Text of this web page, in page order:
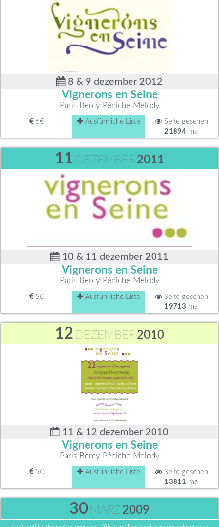
8 & 9 dezember 2012
Vignerons en Seine
Paris Bercy Péniche Melody
6€ Ausführliche Liste
Seite gesehen
21894mal
11 DEZEMBER 2011
10 & 11 dezember 2011
Vignerons en Seine
Paris Bercy Péniche Melody
5€ Ausführliche Liste
Seite gesehen
19713 mal
12 DEZEMBER 2010
11 & 12 dezember 2010
Vignerons en Seine
Paris Bercy Péniche Melody
5€ Ausführliche Liste
Seite gesehen
13811 mal
30 MÄRZ 2009